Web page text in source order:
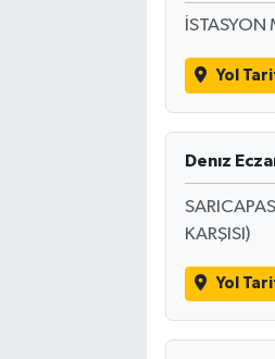
İSTASYON
Yol
Denız
KARŞISI)
Yol